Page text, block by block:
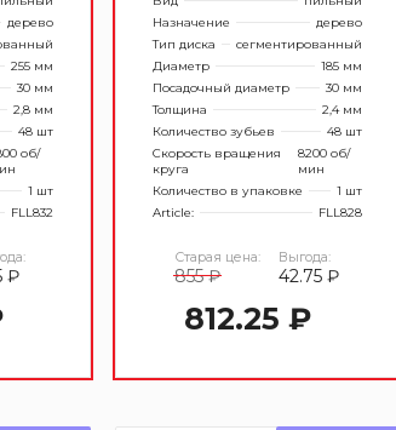
дерево
255 мм
30 мм
2,8 мм
48 шт
об/
1 шт
FLL832
₽
Назначение
дерево
Тип диска
сегментированный
Диаметр
185 мм
Посадочный диаметр
30 мм
Толщина
2,4 мм
Количество зубьев
48 шт
Скорость вращения
круга
8200 об/
мин
Количество в упаковке
1 шт
Article:
FLL828
Старая цена:
855 ₽
Выгода:
42.75 ₽
812.25 ₽